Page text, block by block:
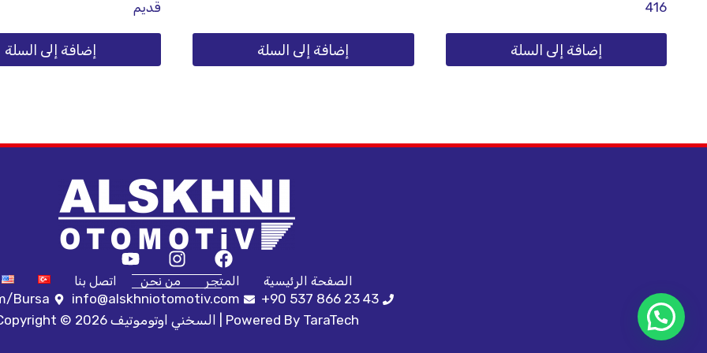
416
إضافة إلى السلة إضافة إلى السلة
قديم
إضافة إلى السلة
الصفحة الرئيسية المتجر من نحن اتصل بنا
+90 537 866 23 43
info@alskhniotomotiv.com
Bursa
Copyright © 2026 السخني اوتوموتيف | Powered By TaraTech